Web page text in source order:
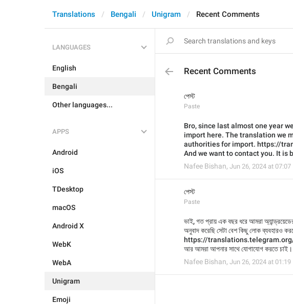
Translations Bengali Unigram Recent Comments
LANGUAGES
English
Bengali
Other languages...
APPS
Android
iOS
TDesktop
macOS
Android X
WebK
WebA
Unigram
Emoji
Recent Comments
পেস্ট
Paste
Bro, since last almost one year
import here. The translation we
authorities for import. https://
And we want to contact you. It
Nafee Bishan, Jun 26, 2024 at 07:07
পেস্ট
Paste
ভাই, গত প্রায় এক বছর ধরে আমরা
অনুবাদ করেছি সেটা বেশ কিছু লোক ব্যবহারও
https://
আর আমরা আপনার সাথে যোগাযোগ করতে
Nafee Bishan, Jun 26, 2024 at 01:19